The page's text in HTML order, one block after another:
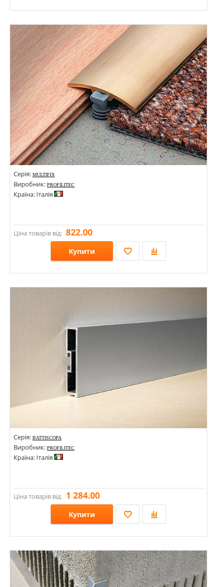
Розміри: 14х2700;
Стилі:
Кольори:
Серія: MULTIFIX
Виробник: PROFILITEC
Країна: Італія
Ціна товарів від: 822.00
Купити
Розміри: 30х2700;
Стилі:
Кольори:
Серія: BATTISCOPA
Виробник: PROFILITEC
Країна: Італія
Ціна товарів від: 1 284.00
Купити
Розміри: 60х2700; 40х2700; 80х2700;
Стилі:
Кольори: